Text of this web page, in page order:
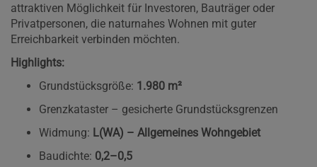
attraktiven Möglichkeit für Investoren, Bauträger oder
Privatpersonen, die naturnahes Wohnen mit guter
Erreichbarkeit verbinden möchten.
Highlights:
Grundstücksgröße: 1.980 m²
Grenzkataster – gesicherte Grundstücksgrenzen
Widmung: L(WA) – Allgemeines Wohngebiet
Baudichte: 0,2–0,5